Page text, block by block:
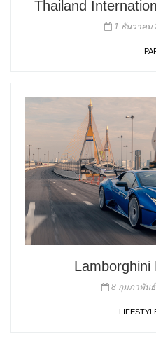
Thailand
1 ธันวาคม
Lamborghini
8 กุมภาพันธ์